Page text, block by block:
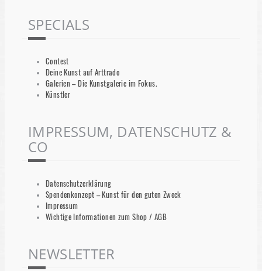
SPECIALS
Contest
Deine Kunst auf Arttrado
Galerien – Die Kunstgalerie im Fokus.
Künstler
IMPRESSUM, DATENSCHUTZ &
CO
Datenschutzerklärung
Spendenkonzept – Kunst für den guten Zweck
Impressum
Wichtige Informationen zum Shop / AGB
NEWSLETTER